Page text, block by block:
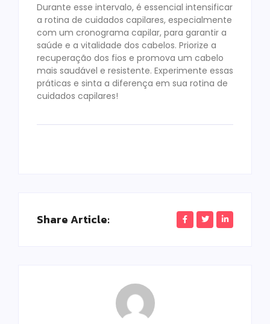
Durante esse intervalo, é essencial intensificar
a rotina de cuidados capilares, especialmente
com um cronograma capilar, para garantir a
saúde e a vitalidade dos cabelos. Priorize a
recuperação dos fios e promova um cabelo
mais saudável e resistente. Experimente essas
práticas e sinta a diferença em sua rotina de
cuidados capilares!
Share Article: